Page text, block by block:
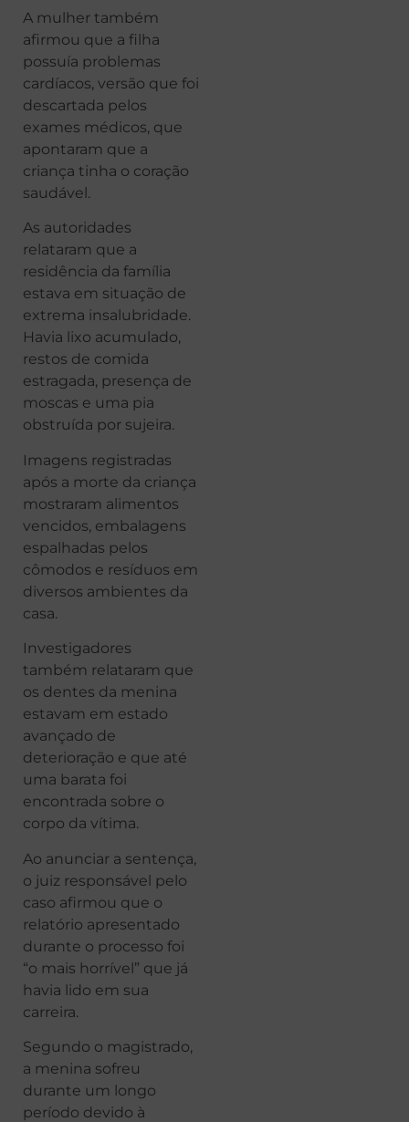
A mulher também
afirmou que a filha
possuía problemas
cardíacos, versão que foi
descartada pelos
exames médicos, que
apontaram que a
criança tinha o coração
saudável.
As autoridades
relataram que a
residência da família
estava em situação de
extrema insalubridade.
Havia lixo acumulado,
restos de comida
estragada, presença de
moscas e uma pia
obstruída por sujeira.
Imagens registradas
após a morte da criança
mostraram alimentos
vencidos, embalagens
espalhadas pelos
cômodos e resíduos em
diversos ambientes da
casa.
Investigadores
também relataram que
os dentes da menina
estavam em estado
avançado de
deterioração e que até
uma barata foi
encontrada sobre o
corpo da vítima.
Ao anunciar a sentença,
o juiz responsável pelo
caso afirmou que o
relatório apresentado
durante o processo foi
“o mais horrível” que já
havia lido em sua
carreira.
Segundo o magistrado,
a menina sofreu
durante um longo
período devido à